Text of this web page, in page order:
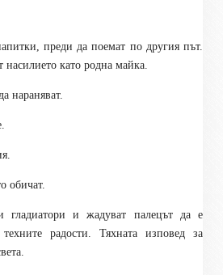
преди да поемат по другия път.
като родна майка.
нараняват.
обичат.
гладиатори и жадуват палецът да е
радости. Тяхната изповед за